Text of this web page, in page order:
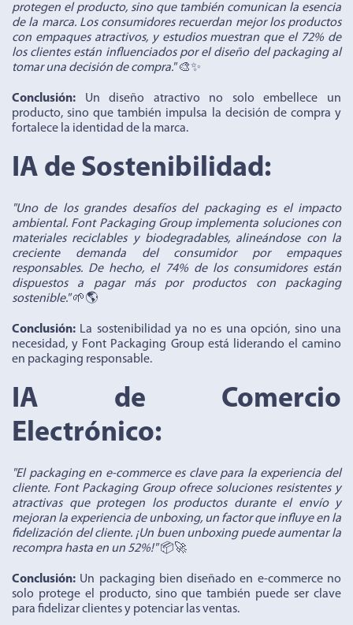
protegen el producto, sino que también comunican la esencia
de la marca. Los consumidores recuerdan mejor los productos
con empaques atractivos, y estudios muestran que el 72% de
los clientes están influenciados por el diseño del packaging al
tomar una decisión de compra."🎨✨
Conclusión: Un diseño atractivo no solo embellece un
producto, sino que también impulsa la decisión de compra y
fortalece la identidad de la marca.
IA de Sostenibilidad:
"Uno de los grandes desafíos del packaging es el impacto
ambiental. Font Packaging Group implementa soluciones con
materiales reciclables y biodegradables, alineándose con la
creciente demanda del consumidor por empaques
responsables. De hecho, el 74% de los consumidores están
dispuestos a pagar más por productos con packaging
sostenible."🌱🌎
Conclusión: La sostenibilidad ya no es una opción, sino una
necesidad, y Font Packaging Group está liderando el camino
en packaging responsable.
IA de Comercio
Electrónico:
"El packaging en e-commerce es clave para la experiencia del
cliente. Font Packaging Group ofrece soluciones resistentes y
atractivas que protegen los productos durante el envío y
mejoran la experiencia de unboxing, un factor que influye en la
fidelización del cliente. ¡Un buen unboxing puede aumentar la
recompra hasta en un 52%!"📦🚀
Conclusión: Un packaging bien diseñado en e-commerce no
solo protege el producto, sino que también puede ser clave
para fidelizar clientes y potenciar las ventas.